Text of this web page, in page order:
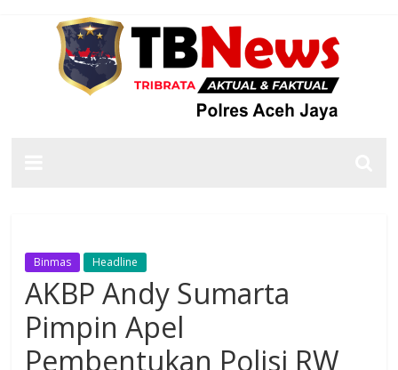
Binmas Headline
AKBP Andy Sumarta
Pimpin Apel
Pembentukan Polisi RW